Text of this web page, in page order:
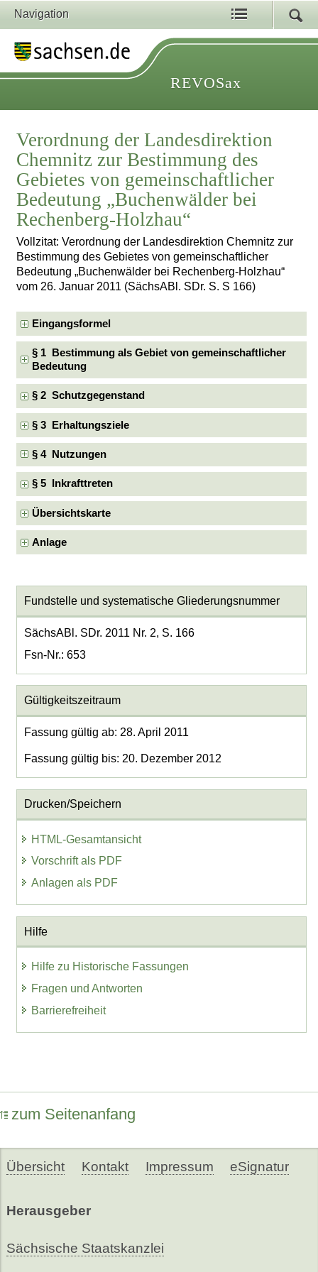
Navigation
REVOSax
Verordnung der Landesdirektion
Chemnitz zur Bestimmung des
Gebietes von gemeinschaftlicher
Bedeutung „Buchenwälder bei
Rechenberg-Holzhau“
Vollzitat: Verordnung der Landesdirektion Chemnitz zur
Bestimmung des Gebietes von gemeinschaftlicher
Bedeutung „Buchenwälder bei Rechenberg-Holzhau“
vom 26. Januar 2011 (SächsABl. SDr. S. S 166)
Eingangsformel
§ 1 Bestimmung als Gebiet von gemeinschaftlicher
Bedeutung
§ 2 Schutzgegenstand
§ 3 Erhaltungsziele
§ 4 Nutzungen
§ 5 Inkrafttreten
Übersichtskarte
Anlage
Fundstelle und systematische Gliederungsnummer
SächsABl. SDr. 2011 Nr. 2, S. 166
Fsn-Nr.: 653
Gültigkeitszeitraum
Fassung gültig ab: 28. April 2011
Fassung gültig bis: 20. Dezember 2012
Drucken/Speichern
HTML-Gesamtansicht
Vorschrift als PDF
Anlagen als PDF
Hilfe
Hilfe zu Historische Fassungen
Fragen und Antworten
Barrierefreiheit
zum Seitenanfang
Übersicht Kontakt Impressum eSignatur
Herausgeber
Sächsische Staatskanzlei